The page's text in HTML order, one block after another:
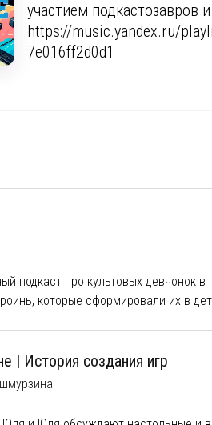
участием подкастозавров
https://music.yandex.ru/
7e016ff2d0d1
подкаст про культовых девчонок
которые сформировали их в
popdevichnick
| История создания игр